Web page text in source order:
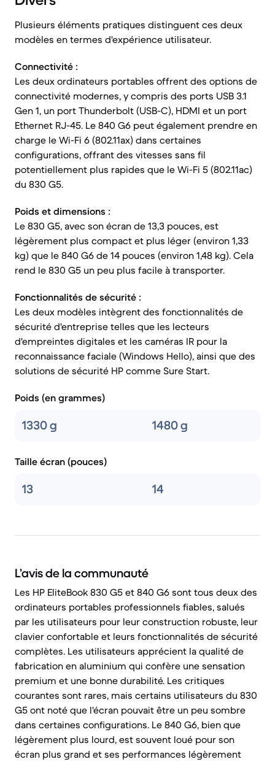
Plusieurs éléments pratiques distinguent ces deux
modèles en termes d'expérience utilisateur.
Connectivité :
Les deux ordinateurs portables offrent des options de
connectivité modernes, y compris des ports USB 3.1
Gen 1, un port Thunderbolt (USB-C), HDMI et un port
Ethernet RJ-45. Le 840 G6 peut également prendre en
charge le Wi-Fi 6 (802.11ax) dans certaines
configurations, offrant des vitesses sans fil
potentiellement plus rapides que le Wi-Fi 5 (802.11ac)
du 830 G5.
Poids et dimensions :
Le 830 G5, avec son écran de 13,3 pouces, est
légèrement plus compact et plus léger (environ 1,33
kg) que le 840 G6 de 14 pouces (environ 1,48 kg). Cela
rend le 830 G5 un peu plus facile à transporter.
Fonctionnalités de sécurité :
Les deux modèles intègrent des fonctionnalités de
sécurité d'entreprise telles que les lecteurs
d'empreintes digitales et les caméras IR pour la
reconnaissance faciale (Windows Hello), ainsi que des
solutions de sécurité HP comme Sure Start.
Poids (en grammes)
1330 g 1480 g
Taille écran (pouces)
13 14
L’avis de la communauté
Les HP EliteBook 830 G5 et 840 G6 sont tous deux des
ordinateurs portables professionnels fiables, salués
par les utilisateurs pour leur construction robuste, leur
clavier confortable et leurs fonctionnalités de sécurité
complètes. Les utilisateurs apprécient la qualité de
fabrication en aluminium qui confère une sensation
premium et une bonne durabilité. Les critiques
courantes sont rares, mais certains utilisateurs du 830
G5 ont noté que l'écran pouvait être un peu sombre
dans certaines configurations. Le 840 G6, bien que
légèrement plus lourd, est souvent loué pour son
écran plus grand et ses performances légèrement